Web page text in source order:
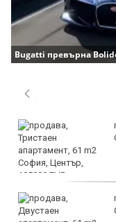
Bugatti превърна